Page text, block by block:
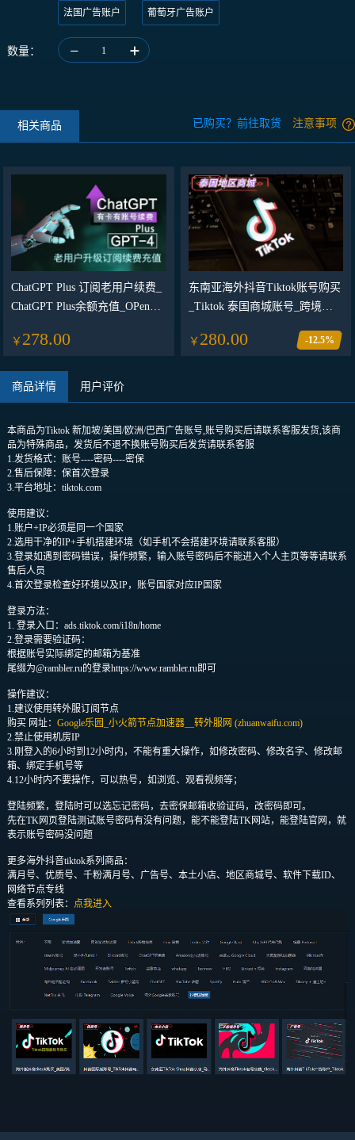
法国广告账户 葡萄牙广告账户
数量： 1
相关商品 已购买？前往取货 注意事项
ChatGPT Plus 订阅老用户续费_
ChatGPT Plus余额充值_OPenAI
值）
￥ 278.00
东南亚海外抖音Tiktok账号购买
_Tiktok 泰国商城账号_跨境电
￥ 280.00 -12.5%
商品详情 用户评价
本商品为Tiktok 新加坡/美国/欧洲/巴西广告账号,账号购买后请联系客服发货,该商
品为特殊商品，发货后不退不换账号购买后发货请联系客服
1.发货格式：账号----密码----密保
2.售后保障：保首次登录
3.平台地址：tiktok.com
使用建议：
1.账户+IP必须是同一个国家
2.选用干净的IP+手机搭建环境（如手机不会搭建环境请联系客服）
3.登录如遇到密码错误，操作频繁，输入账号密码后不能进入个人主页等等请联系
售后人员
4.首次登录检查好环境以及IP，账号国家对应IP国家
登录方法：
1. 登录入口：ads.tiktok.com/i18n/home
2.登录需要验证码：
根据账号实际绑定的邮箱为基准
尾缀为@rambler.ru的登录https://www.rambler.ru即可
操作建议：
1.建议使用转外服订阅节点
购买 网址： Google乐园_小火箭节点加速器__转外服网 (zhuanwaifu.com)
2.禁止使用机房IP
3.刚登入的6小时到12小时内，不能有重大操作，如修改密码、修改名字、修改邮
箱、绑定手机号等
4.12小时内不要操作，可以热号，如浏览、观看视频等；
登陆频繁，登陆时可以选忘记密码，去密保邮箱收验证码，改密码即可。
先在TK网页登陆测试账号密码有没有问题，能不能登陆TK网站，能登陆官网，就
表示账号密码没问题
更多海外抖音tiktok系列商品：
满月号、优质号、千粉满月号、广告号、本土小店、地区商城号、软件下载ID、
网络节点专线
查看系列列表： 点我进入